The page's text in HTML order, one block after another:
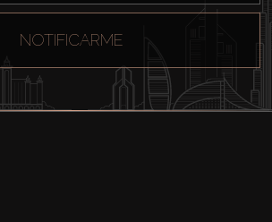
NOTIFICARME